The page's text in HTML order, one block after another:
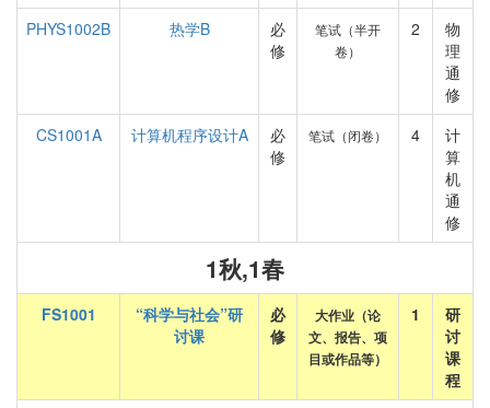
PHYS1002B
热学B
必
修
笔试（半开
卷）
2
物
理
通
修
CS1001A
计算机程序设计A
必
修
笔试（闭卷） 4
计
算
机
通
修
1秋,1春
FS1001
“科学与社会”研
讨课
必
修
大作业（论
文、报告、项
目或作品等）
1
研
讨
课
程